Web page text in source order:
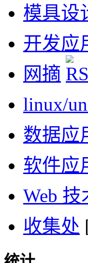
模具设
开发应
网摘
linux/
数据应
软件应
Web 技
收集处